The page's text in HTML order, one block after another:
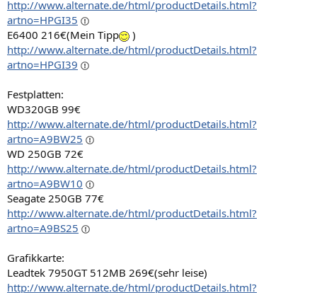
http://www.alternate.de/html/productDetails.html?
artno=HPGI35
E6400 216€(Mein Tipp
)
http://www.alternate.de/html/productDetails.html?
artno=HPGI39
Festplatten:
WD320GB 99€
http://www.alternate.de/html/productDetails.html?
artno=A9BW25
WD 250GB 72€
http://www.alternate.de/html/productDetails.html?
artno=A9BW10
Seagate 250GB 77€
http://www.alternate.de/html/productDetails.html?
artno=A9BS25
Grafikkarte:
Leadtek 7950GT 512MB 269€(sehr leise)
http://www.alternate.de/html/productDetails.html?